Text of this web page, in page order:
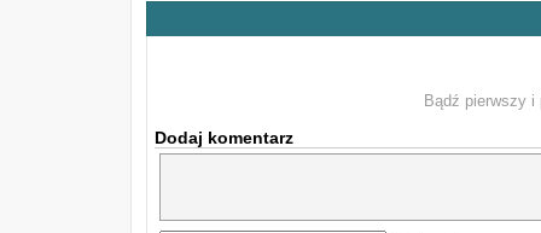
Bądź pierwszy i
Dodaj komentarz